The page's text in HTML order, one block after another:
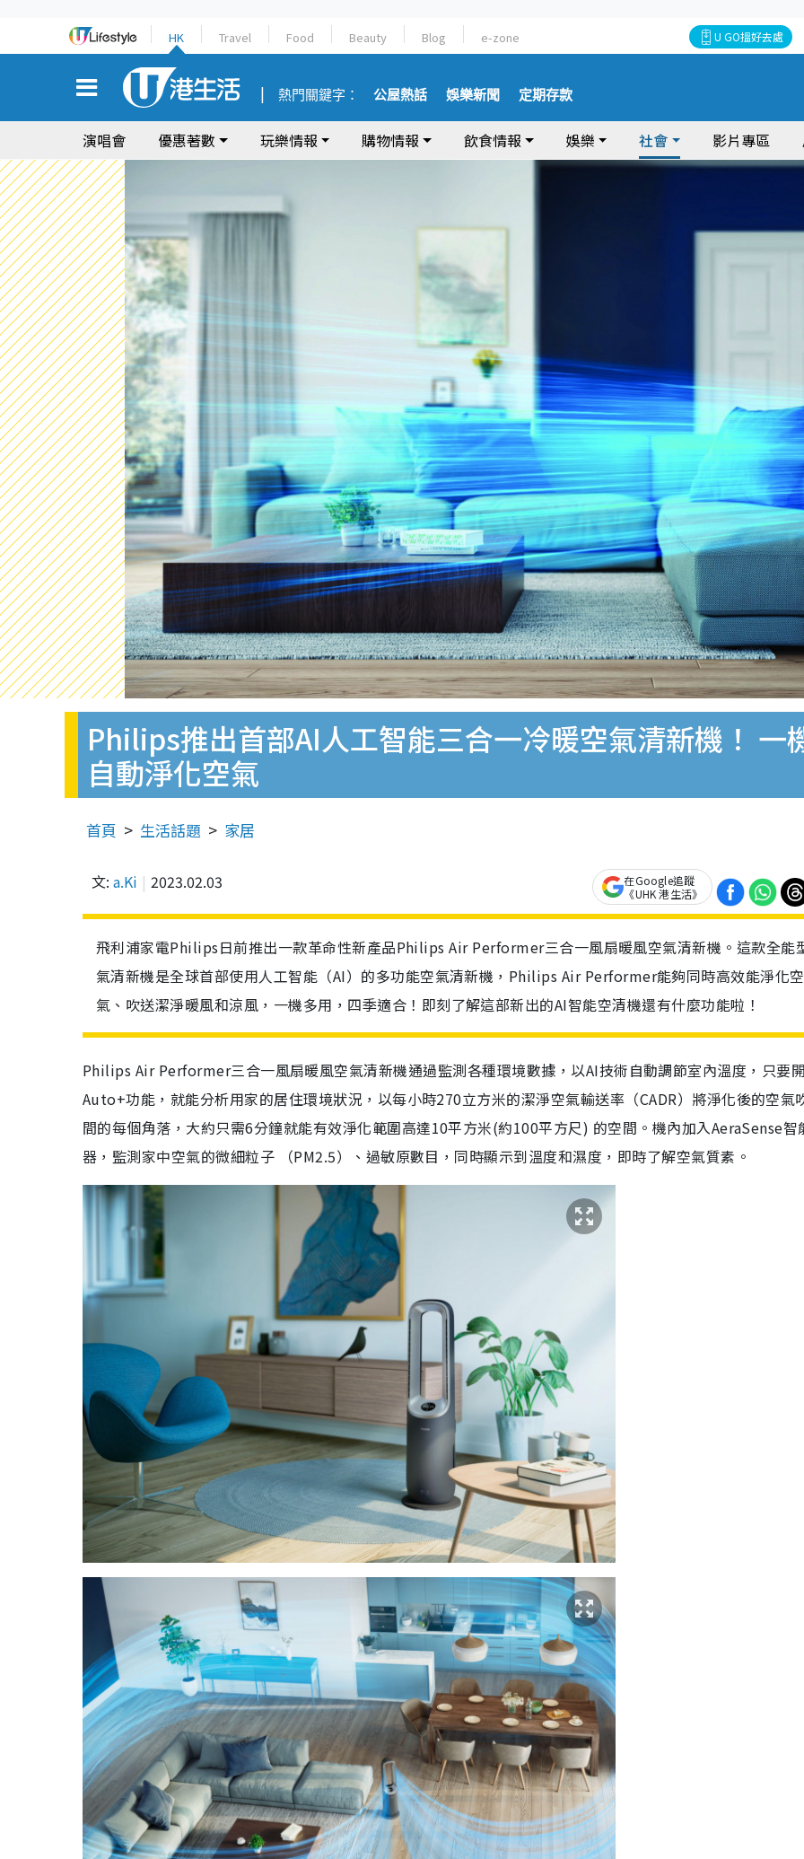
HK Travel Food Beauty Blog e-zone U GO搵好去處
熱門關鍵字： 公屋熱話 娛樂新聞 定期存款
演唱會 優惠著數 玩樂情報 購物情報 飲食情報 娛樂 社會 影片專區
Philips推出首部AI人工智能三合一冷暖空氣清新機！ 一
自動淨化空氣
首頁 生活話題 家居
文: a.Ki 2023.02.03
在Google追蹤
《UHK 港生活》
飛利浦家電Philips日前推出一款革命性新產品Philips Air Performer三合一風扇暖風空氣清新機。這款全能
氣清新機是全球首部使用人工智能（AI）的多功能空氣清新機，Philips Air Performer能夠同時高效能淨化空
氣、吹送潔淨暖風和涼風，一機多用，四季適合！即刻了解這部新出的AI智能空清機還有什麼功能啦！
Philips Air Performer三合一風扇暖風空氣清新機通過監測各種環境數據，以AI技術自動調節室內溫度，只要
Auto+功能，就能分析用家的居住環境狀況，以每小時270立方米的潔淨空氣輸送率（CADR）將淨化後的空氣
間的每個角落，大約只需6分鐘就能有效淨化範圍高達10平方米(約100平方尺) 的空間。機內加入AeraSense智
器，監測家中空氣的微細粒子 （PM2.5）、過敏原數目，同時顯示到溫度和濕度，即時了解空氣質素。